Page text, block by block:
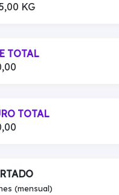
KG
TOTAL
TOTAL
(mensual)